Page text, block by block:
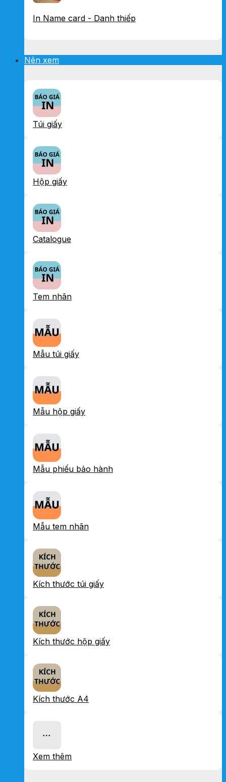
In Name card - Danh thiếp
Nên xem
Túi giấy
Hộp giấy
Catalogue
Tem nhãn
Mẫu túi giấy
Mẫu hộp giấy
Mẫu phiếu bảo hành
Mẫu tem nhãn
Kích thước túi giấy
Kích thước hộp giấy
Kích thước A4
Xem thêm